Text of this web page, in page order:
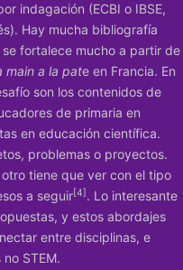
indagación (ECBI o IBSE,
Hay mucha bibliografía
fortalece mucho a partir de
main a la pate en Francia. En
son los contenidos de
de primaria en
en educación científica.
problemas o proyectos.
tiene que ver con el tipo
a seguir[4]. Lo interesante
y estos abordajes
entre disciplinas, e
STEM.